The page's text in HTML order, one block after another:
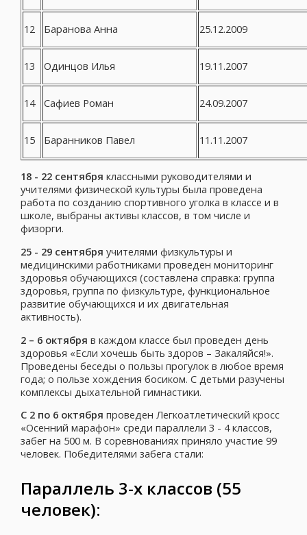
12 Баранова Анна 25.12.2009
13 Одинцов Илья 19.11.2007
14 Сафиев Роман 24.09.2007
15 Баранников Павел 11.11.2007
18 - 22 сентября классными руководителями и
учителями физической культуры была проведена
работа по созданию спортивного уголка в классе и в
школе, выбраны активы классов, в том числе и
физорги.
25 - 29 сентября учителями физкультуры и
медицинскими работниками проведен мониторинг
здоровья обучающихся (составлена справка: группа
здоровья, группа по физкультуре, функциональное
развитие обучающихся и их двигательная
активность).
2 – 6 октября в каждом классе был проведен день
здоровья «Если хочешь быть здоров – Закаляйся!».
Проведены беседы о пользы прогулок в любое время
года; о пользе хождения босиком. С детьми разучены
комплексы дыхательной гимнастики.
С 2 по 6 октября проведен Легкоатлетический кросс
«Осенний марафон» среди параллели 3 - 4 классов,
забег на 500 м. В соревнованиях приняло участие 99
человек. Победителями забега стали:
Параллель 3-х классов (55
человек):